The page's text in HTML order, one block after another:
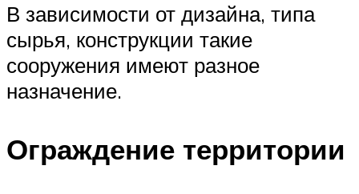
В зависимости от дизайна, типа
сырья, конструкции такие
сооружения имеют разное
назначение.
Ограждение территории